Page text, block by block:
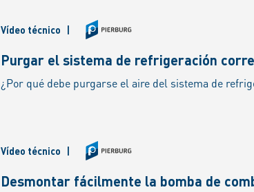
Vídeo técnico |
Purgar el sistema de refrigeración
Vídeo técnico |
Desmontar fácilmente la bomba de